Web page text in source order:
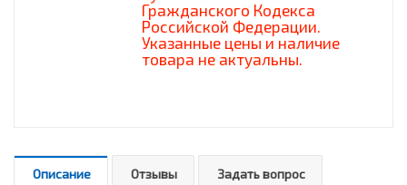
Гражданского Кодекса
Российской Федерации.
Указанные цены и наличие
товара не актуальны.
Описание Отзывы Задать вопрос